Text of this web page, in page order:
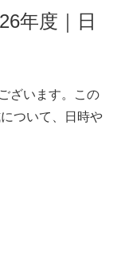
年度｜日
ざいます。この
ついて、日時や